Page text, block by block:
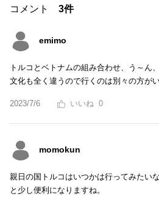
コメント 3件
emimo
トルコとベトナムの組み合わせ、う～ん
文化も全く違うので行くのは別々の方がい
2023/7/6 0
momokun
親日の国トルコはいつかは行ってみたい
と少し便利になりますね。